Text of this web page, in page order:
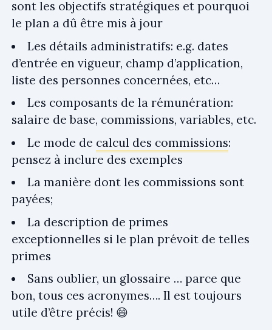
sont les objectifs stratégiques et pourquoi
le plan a dû être mis à jour
Les détails administratifs: e.g. dates
d’entrée en vigueur, champ d’application,
liste des personnes concernées, etc…
Les composants de la rémunération:
salaire de base, commissions, variables, etc.
Le mode de calcul des commissions:
pensez à inclure des exemples
La manière dont les commissions sont
payées;
La description de primes
exceptionnelles si le plan prévoit de telles
primes
Sans oublier, un glossaire … parce que
bon, tous ces acronymes…. Il est toujours
utile d’être précis! 😄